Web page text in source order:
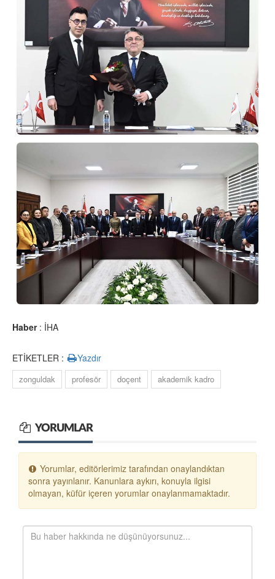
Haber: İHA
ETİKETLER : Yazdır
zonguldak profesör doçent akademik kadro
YORUMLAR
Yorumlar, editörlerimiz tarafından onaylandıktan
sonra yayınlanır. Kanunlara aykırı, konuyla ilgisi
olmayan, küfür içeren yorumlar onaylanmamaktadır.